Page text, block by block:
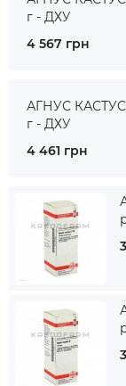
г - ДХУ
4 567 грн
АГНУС КАСТУС
г - ДХУ
4 461 грн